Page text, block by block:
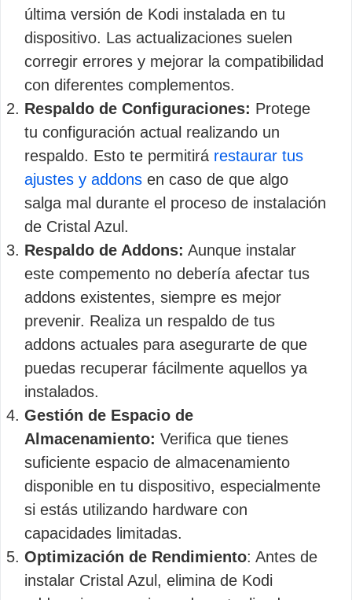
última versión de Kodi instalada en tu
dispositivo. Las actualizaciones suelen
corregir errores y mejorar la compatibilidad
con diferentes complementos.
Respaldo de Configuraciones: Protege
tu configuración actual realizando un
respaldo. Esto te permitirá restaurar tus
ajustes y addons en caso de que algo
salga mal durante el proceso de instalación
de Cristal Azul.
Respaldo de Addons: Aunque instalar
este compemento no debería afectar tus
addons existentes, siempre es mejor
prevenir. Realiza un respaldo de tus
addons actuales para asegurarte de que
puedas recuperar fácilmente aquellos ya
instalados.
Gestión de Espacio de
Almacenamiento: Verifica que tienes
suficiente espacio de almacenamiento
disponible en tu dispositivo, especialmente
si estás utilizando hardware con
capacidades limitadas.
Optimización de Rendimiento: Antes de
instalar Cristal Azul, elimina de Kodi